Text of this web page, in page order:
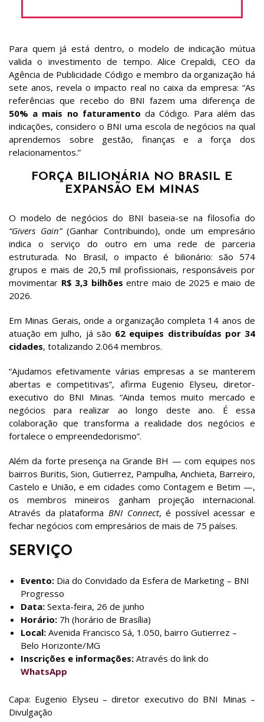
Para quem já está dentro, o modelo de indicação mútua
valida o investimento de tempo. Alice Crepaldi, CEO da
Agência de Publicidade Código e membro da organização há
sete anos, revela o impacto real no caixa da empresa: “As
referências que recebo do BNI fazem uma diferença de
50% a mais no faturamento da Código. Para além das
indicações, considero o BNI uma escola de negócios na qual
aprendemos sobre gestão, finanças e a força dos
relacionamentos.”
FORÇA BILIONÁRIA NO BRASIL E
EXPANSÃO EM MINAS
O modelo de negócios do BNI baseia-se na filosofia do
“Givers Gain”(Ganhar Contribuindo), onde um empresário
indica o serviço do outro em uma rede de parceria
estruturada. No Brasil, o impacto é bilionário: são 574
grupos e mais de 20,5 mil profissionais, responsáveis por
movimentar R$ 3,3 bilhões entre maio de 2025 e maio de
2026.
Em Minas Gerais, onde a organização completa 14 anos de
atuação em julho, já são 62 equipes distribuídas por 34
cidades, totalizando 2.064 membros.
“Ajudamos efetivamente várias empresas a se manterem
abertas e competitivas”, afirma Eugenio Elyseu, diretor-
executivo do BNI Minas. “Ainda temos muito mercado e
negócios para realizar ao longo deste ano. É essa
colaboração que transforma a realidade dos negócios e
fortalece o empreendedorismo”.
Além da forte presença na Grande BH — com equipes nos
bairros Buritis, Sion, Gutierrez, Pampulha, Anchieta, Barreiro,
Castelo e União, e em cidades como Contagem e Betim —,
os membros mineiros ganham projeção internacional.
Através da plataforma BNI Connect, é possível acessar e
fechar negócios com empresários de mais de 75 países.
SERVIÇO
Evento: Dia do Convidado da Esfera de Marketing – BNI
Progresso
Data: Sexta-feira, 26 de junho
Horário: 7h (horário de Brasília)
Local: Avenida Francisco Sá, 1.050, bairro Gutierrez –
Belo Horizonte/MG
Inscrições e informações: Através do link do
WhatsApp
Capa: Eugenio Elyseu – diretor executivo do BNI Minas –
Divulgação